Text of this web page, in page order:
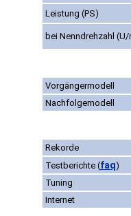
Leistung (PS)
bei Nenndrehzahl (U/
Vorgängermodell
Nachfolgemodell
Rekorde
Testberichte (faq)
Tuning
Internet